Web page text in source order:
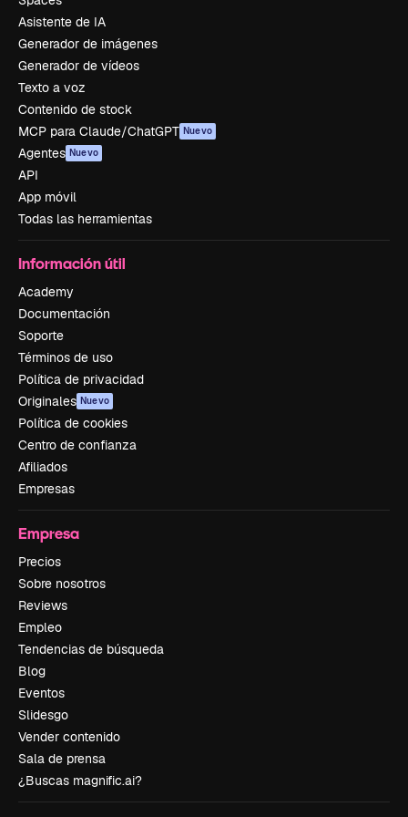
Asistente de IA
Generador de imágenes
Generador de vídeos
Texto a voz
Contenido de stock
MCP para Claude/ChatGPT Nuevo
Agentes Nuevo
API
App móvil
Todas las herramientas
Información útil
Academy
Documentación
Soporte
Términos de uso
Política de privacidad
Originales Nuevo
Política de cookies
Centro de confianza
Afiliados
Empresas
Empresa
Precios
Sobre nosotros
Reviews
Empleo
Tendencias de búsqueda
Blog
Eventos
Slidesgo
Vender contenido
Sala de prensa
¿Buscas magnific.ai?